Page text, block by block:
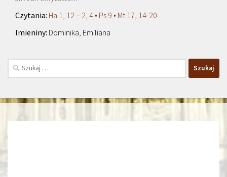
Ha 1, 12 – 2, 4 • Ps 9 • Mt 17, 14-20
Dominika, Emiliana
Szukaj: